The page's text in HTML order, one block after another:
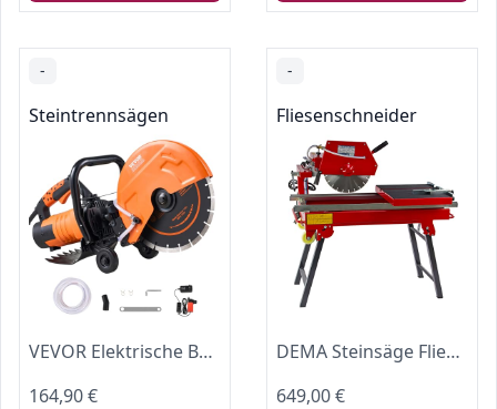
-
Steintrennsägen
VEVOR Elektrische Betonsäge, 305 mm, Hochleistungs-Kreissäge 2800 W, Schnitttiefe 114 mm, Nass-/Trocken-Scheibensäge mit Wasserrohr, Wasserpumpe, Sägeblatt, für Stein und Ziegel
164,90 €
-
Fliesenschneider
DEMA Steinsäge Fliesensäge Fliesenschneider 350 mm – Nassschnitt, 2000 W, Präzisionssäge für Fliesen und Steine
649,00 €